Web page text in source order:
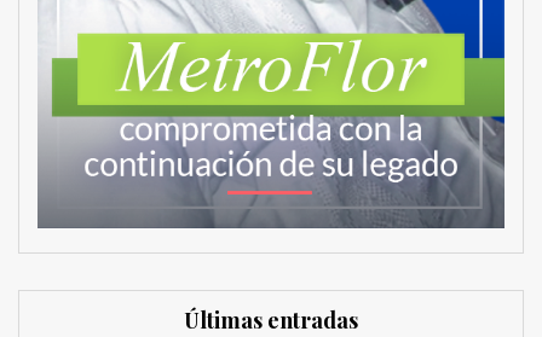
Últimas entradas